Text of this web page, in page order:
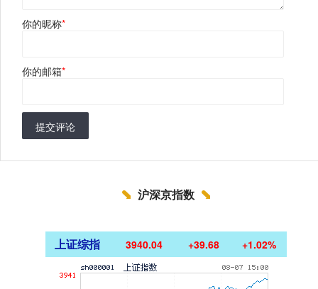
你的昵称*
你的邮箱*
提交评论
沪深京指数
上证综指 3940.04 +39.68 +1.02%